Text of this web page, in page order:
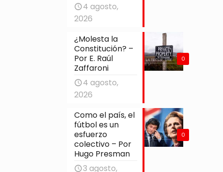
4 agosto,
2026
0
¿Molesta la
Constitución? –
Por E. Raúl
Zaffaroni
4 agosto,
2026
0
Como el país, el
fútbol es un
esfuerzo
colectivo – Por
Hugo Presman
3 agosto,